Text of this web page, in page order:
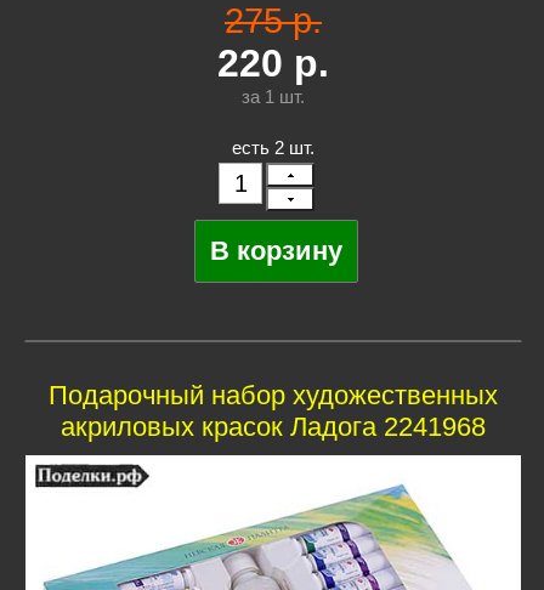
275 р.
220 р.
за 1 шт.
есть 2 шт.
Подарочный набор художественных
акриловых красок Ладога 2241968